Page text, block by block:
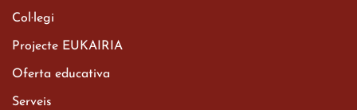
Xerrada del Sr. Bisbe als
Col·legi
Projecte EUKAIRIA
Oferta educativa
Serveis